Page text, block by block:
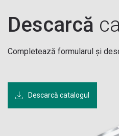
Descarcă
Completează formularul și
Descarcă catalogul